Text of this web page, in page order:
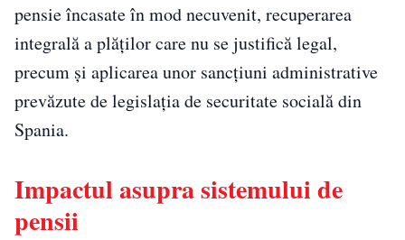
pensie încasate în mod necuvenit, recuperarea
integrală a plăților care nu se justifică legal,
precum și aplicarea unor sancțiuni administrative
prevăzute de legislația de securitate socială din
Spania.
Impactul asupra sistemului de
pensii